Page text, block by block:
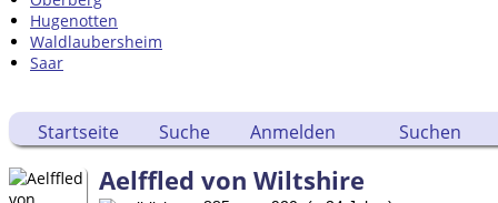
Hugenotten
Waldlaubersheim
Saar
Startseite Suche Anmelden Suchen
Aelffled von Wiltshire